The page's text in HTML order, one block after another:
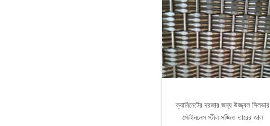
ক্যাবিনেটের দরজার জন্য উজ্জ্বল সিলভার
স্টেইনলেস স্টীল সজ্জিত তারের জাল